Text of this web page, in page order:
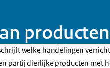
producten
welke handelingen
partij dierlijke producten met